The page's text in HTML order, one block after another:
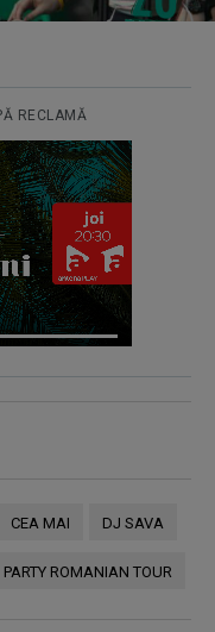
RECLAMĂ
CEA MAI DJ SAVA
PARTY ROMANIAN TOUR